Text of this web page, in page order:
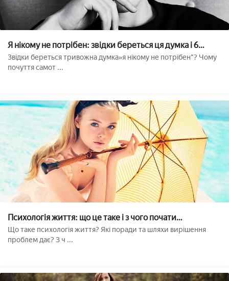
Я нікому не потрібен: звідки береться ця думка і 6
рішень
Звідки береться тривожна думка»я нікому не потрібен"? Чому
почуття самот ...
Психологія життя: що це таке і з чого почати
вивчення??
Що таке психологія життя? Які поради та шляхи вирішення
проблем дає? З ч ...